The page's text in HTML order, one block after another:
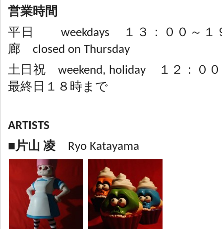
営業時間
平日 weekdays １３：００～１
廊 closed on Thursday
土日祝 weekend, holiday １２：０
最終日１８時まで
ARTISTS
■片山 凌Ryo Katayama